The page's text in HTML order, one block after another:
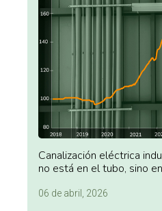
Canalización eléctrica
no está en el tubo, sino
06 de abril, 2026